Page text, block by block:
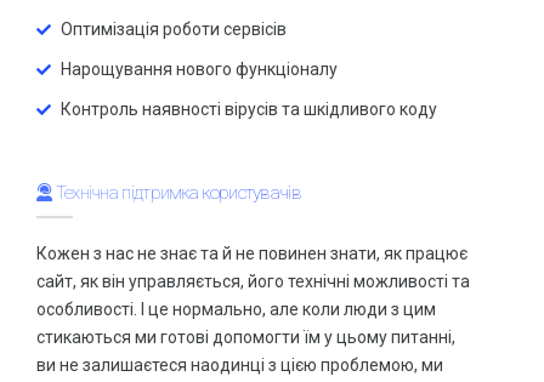
Оптимізація роботи сервісів
Нарощування нового функціоналу
Контроль наявності вірусів та шкідливого коду
Технічна підтримка користувачів
Кожен з нас не знає та й не повинен знати, як працює
сайт, як він управляється, його технічні можливості та
особливості. І це нормально, але коли люди з цим
стикаються ми готові допомогти їм у цьому питанні,
ви не залишаєтеся наодинці з цією проблемою, ми